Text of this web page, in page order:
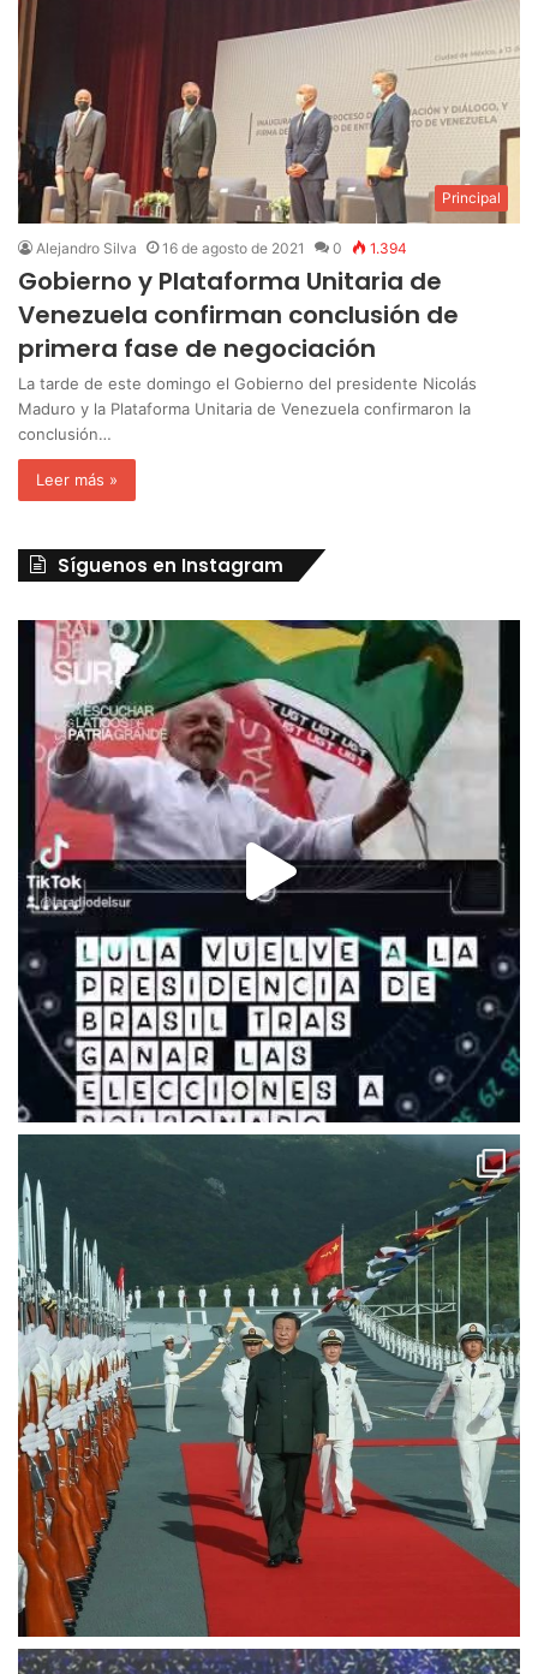
Principal
Alejandro Silva 16 de agosto de 2021 0 1.394
Gobierno y Plataforma Unitaria de
Venezuela confirman conclusión de
primera fase de negociación
La tarde de este domingo el Gobierno del presidente Nicolás
Maduro y la Plataforma Unitaria de Venezuela confirmaron la
conclusión…
Leer más »
Síguenos en Instagram